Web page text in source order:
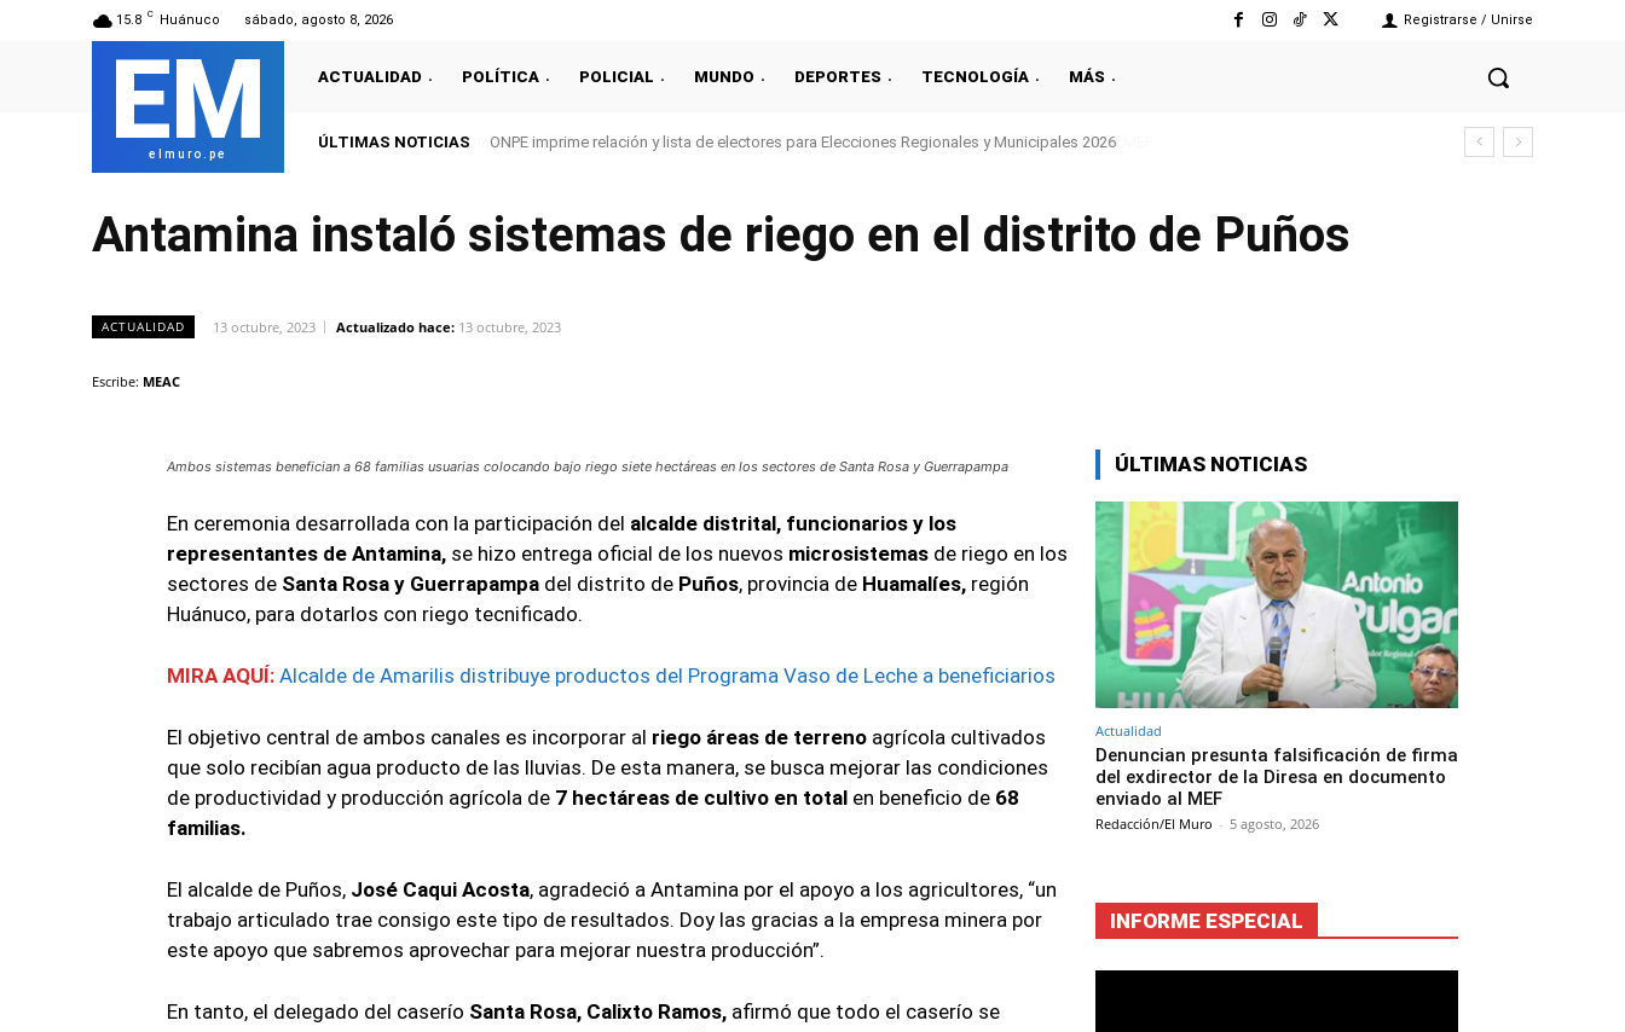
15.8 C Huánuco sábado, agosto 8, 2026 Registrarse / Unirse
EM
elmuro.pe
ACTUALIDAD POLÍTICA POLICIAL MUNDO DEPORTES TECNOLOGÍA MÁS
ÚLTIMAS NOTICIAS ONPE imprime relación y lista de electores para Elecciones Regionales y Municipales 2026
Antamina instaló sistemas de riego en el distrito de Puños
ACTUALIDAD 13 octubre, 2023 Actualizado hace: 13 octubre, 2023
Escribe: MEAC
Ambos sistemas benefician a 68 familias usuarias colocando bajo riego siete hectáreas en los sectores de Santa Rosa y Guerrapampa
En ceremonia desarrollada con la participación del alcalde distrital, funcionarios y los
representantes de Antamina, se hizo entrega oficial de los nuevos microsistemas de riego en los
sectores de Santa Rosa y Guerrapampa del distrito de Puños, provincia de Huamalíes, región
Huánuco, para dotarlos con riego tecnificado.
MIRA AQUÍ: Alcalde de Amarilis distribuye productos del Programa Vaso de Leche a beneficiarios
El objetivo central de ambos canales es incorporar al riego áreas de terreno agrícola cultivados
que solo recibían agua producto de las lluvias. De esta manera, se busca mejorar las condiciones
de productividad y producción agrícola de 7 hectáreas de cultivo en total en beneficio de 68
familias.
El alcalde de Puños, José Caqui Acosta, agradeció a Antamina por el apoyo a los agricultores, “un
trabajo articulado trae consigo este tipo de resultados. Doy las gracias a la empresa minera por
este apoyo que sabremos aprovechar para mejorar nuestra producción”.
En tanto, el delegado del caserío Santa Rosa, Calixto Ramos, afirmó que todo el caserío se
ÚLTIMAS NOTICIAS
Actualidad
Denuncian presunta falsificación de firma
del exdirector de la Diresa en documento
enviado al MEF
Redacción/El Muro - 5 agosto, 2026
INFORME ESPECIAL